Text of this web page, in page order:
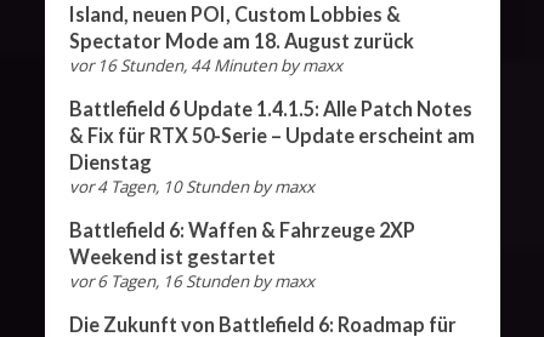
Island, neuen POI, Custom Lobbies &
Spectator Mode am 18. August zurück
vor 16 Stunden, 44 Minuten bymaxx
Battlefield 6 Update 1.4.1.5: Alle Patch Notes
& Fix für RTX 50-Serie – Update erscheint am
Dienstag
vor 4 Tagen, 10 Stunden bymaxx
Battlefield 6: Waffen & Fahrzeuge 2XP
Weekend ist gestartet
vor 6 Tagen, 16 Stunden bymaxx
Die Zukunft von Battlefield 6: Roadmap für